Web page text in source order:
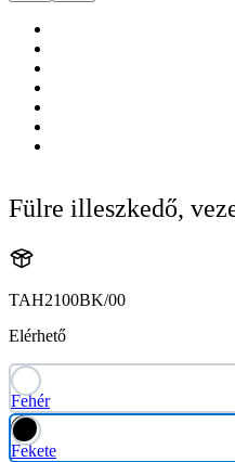
Fülre illeszkedő,
TAH2100BK/00
Elérhető
Fehér
Fekete